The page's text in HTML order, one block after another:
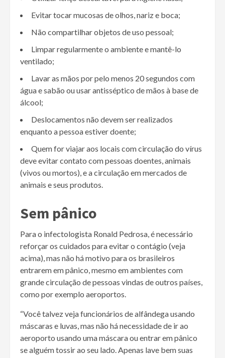
Evitar tocar mucosas de olhos, nariz e boca;
Não compartilhar objetos de uso pessoal;
Limpar regularmente o ambiente e mantê-lo
ventilado;
Lavar as mãos por pelo menos 20 segundos com
água e sabão ou usar antisséptico de mãos à base de
álcool;
Deslocamentos não devem ser realizados
enquanto a pessoa estiver doente;
Quem for viajar aos locais com circulação do vírus
deve evitar contato com pessoas doentes, animais
(vivos ou mortos), e a circulação em mercados de
animais e seus produtos.
Sem pânico
Para o infectologista Ronald Pedrosa, é necessário
reforçar os cuidados para evitar o contágio (veja
acima), mas não há motivo para os brasileiros
entrarem em pânico, mesmo em ambientes com
grande circulação de pessoas vindas de outros países,
como por exemplo aeroportos.
“Você talvez veja funcionários de alfândega usando
máscaras e luvas, mas não há necessidade de ir ao
aeroporto usando uma máscara ou entrar em pânico
se alguém tossir ao seu lado. Apenas lave bem suas